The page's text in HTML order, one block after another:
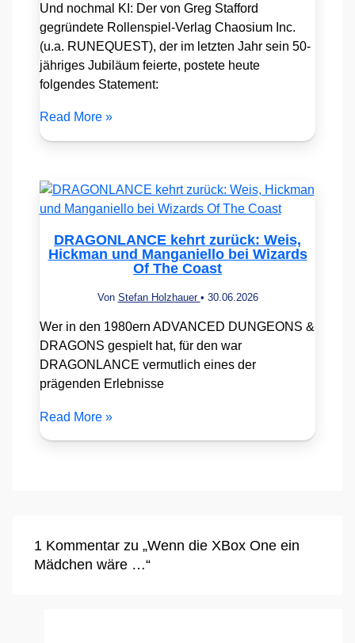
Und nochmal KI: Der von Greg Stafford
gegründete Rollenspiel-Verlag Chaosium Inc.
(u.a. RUNEQUEST), der im letzten Jahr sein 50-
jähriges Jubiläum feierte, postete heute
folgendes Statement:
Read More »
DRAGONLANCE kehrt zurück: Weis,
Hickman und Manganiello bei Wizards
Of The Coast
Von Stefan Holzhauer • 30.06.2026
Wer in den 1980ern ADVANCED DUNGEONS &
DRAGONS gespielt hat, für den war
DRAGONLANCE vermutlich eines der
prägenden Erlebnisse
Read More »
1 Kommentar zu „Wenn die XBox One ein
Mädchen wäre …“